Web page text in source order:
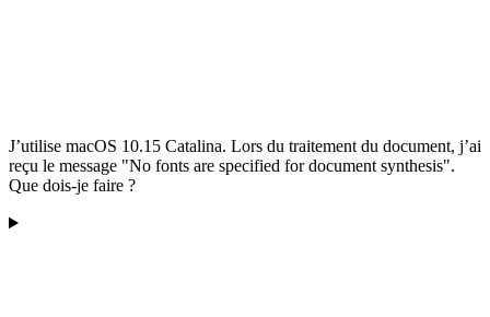
J’utilise macOS 10.15 Catalina. Lors du traitement du document, j’ai
reçu le message "No fonts are specified for document synthesis".
Que dois-je faire ?